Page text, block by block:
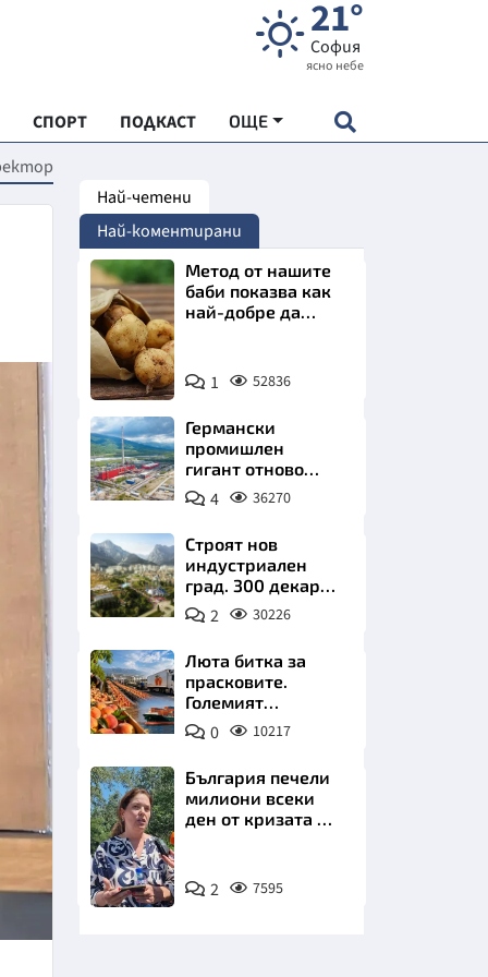
21°
София
ясно небе
СПОРТ ПОДКАСТ ОЩЕ
"ЧУДЕСАТА НА БЪЛГАРИЯ"
ХРАНА
ИКОНОМИКА
Най-четени
Най-коментирани
Снимка:
Пиксабей
Метод от нашите
баби показва как
най-добре да
1 52836
Германски
промишлен
гигант отново
позлатява наш
град
4 36270
Строят нов
индустриален
град. 300 декара
чакат златни
заводи
2 30226
Люта битка за
прасковите.
Големият
победител е
Турция
0 10217
Снимка:
БТА
България печели
милиони всеки
ден от кризата по
2 7595